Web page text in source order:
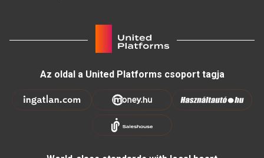
Az oldal a United Platforms csoport tagja